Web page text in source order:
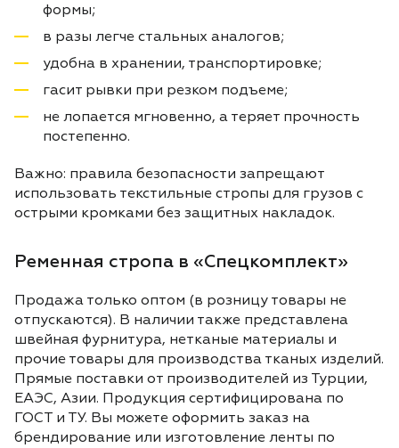
формы;
в разы легче стальных аналогов;
удобна в хранении, транспортировке;
гасит рывки при резком подъеме;
не лопается мгновенно, а теряет прочность
постепенно.
Важно: правила безопасности запрещают
использовать текстильные стропы для грузов с
острыми кромками без защитных накладок.
Ременная стропа в «Спецкомплект»
Продажа только оптом (в розницу товары не
отпускаются). В наличии также представлена
швейная фурнитура, нетканые материалы и
прочие товары для производства тканых изделий.
Прямые поставки от производителей из Турции,
ЕАЭС, Азии. Продукция сертифицирована по
ГОСТ и ТУ. Вы можете оформить заказ на
брендирование или изготовление ленты по